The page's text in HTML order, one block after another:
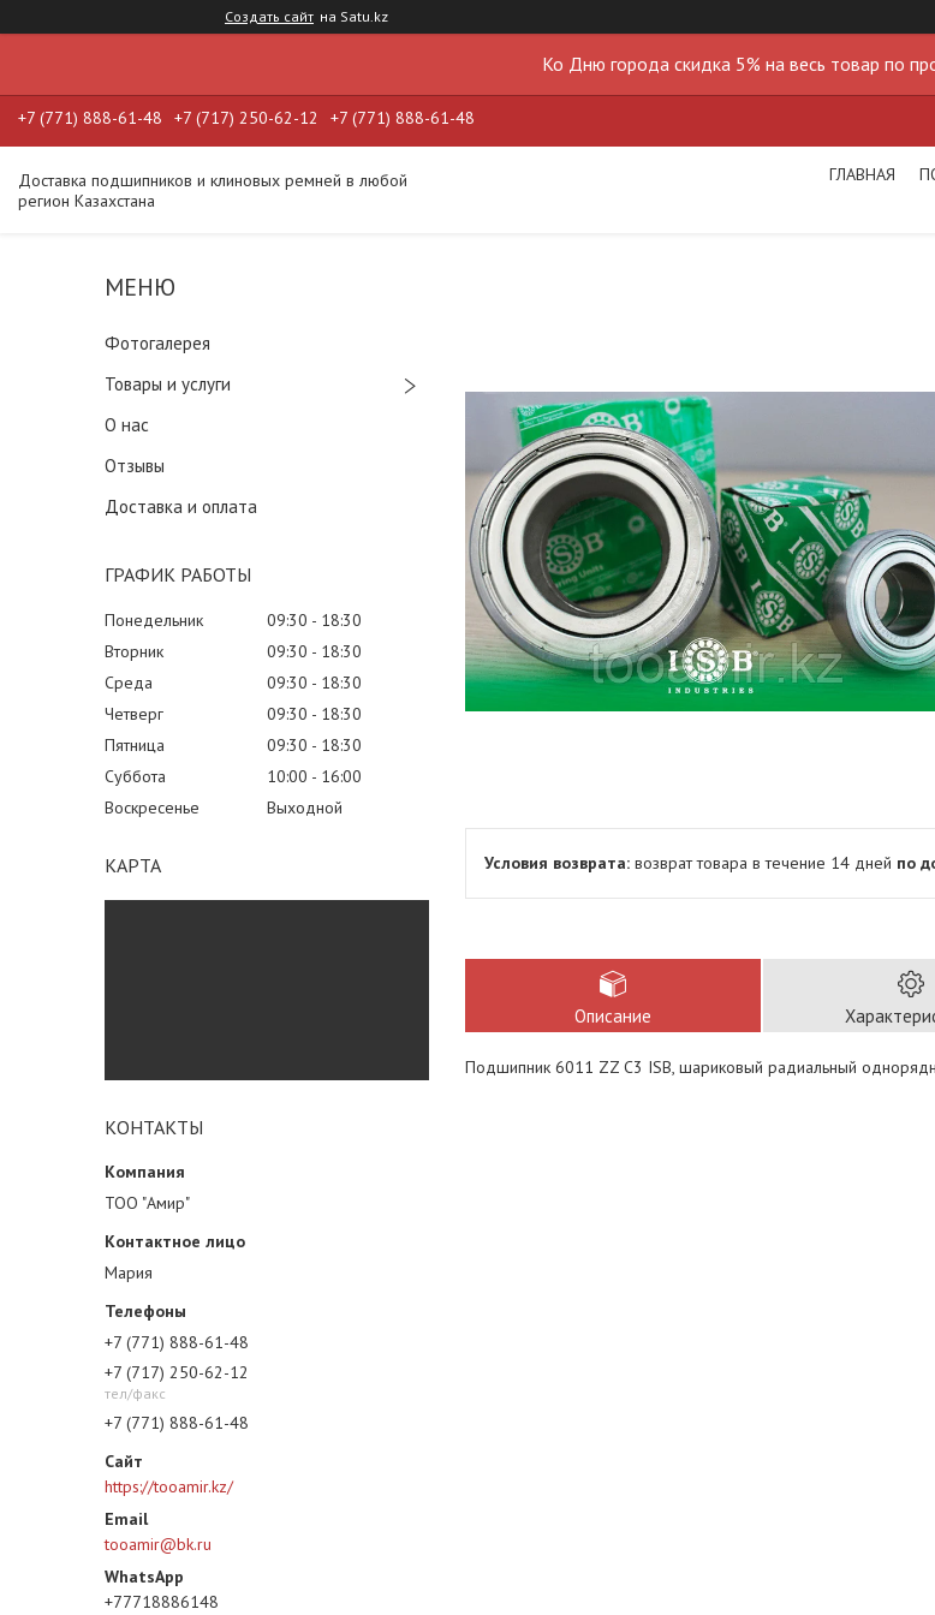
Создать сайт на Satu.kz
Ко Дню города скидка 5% на весь товар по
+7 (771) 888-61-48 +7 (717) 250-62-12 +7 (771) 888-61-48
Доставка подшипников и клиновых ремней в любой
регион Казахстана
ГЛАВНАЯ
Фотогалерея
Товары и услуги
О нас
Отзывы
Доставка и оплата
ГРАФИК РАБОТЫ
Понедельник 09:30
18:30
Вторник
09:30
18:30
Среда
09:30
18:30
Четверг
09:30
18:30
Пятница
09:30
18:30
Суббота
10:00
16:00
Воскресенье
Выходной
КАРТА
КОНТАКТЫ
ТОО "Амир"
Мария
+7 (771) 888-61-48
+7 (717) 250-62-12
тел/факс
+7 (771) 888-61-48
https://tooamir.kz/
tooamir@bk.ru
+77718886148
возврат товара в течение 14 дней по
Описание
Подшипник 6011 ZZ C3 ISB, шариковый радиальный